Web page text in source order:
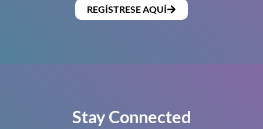
REGÍSTRESE AQUÍ
Stay Connected